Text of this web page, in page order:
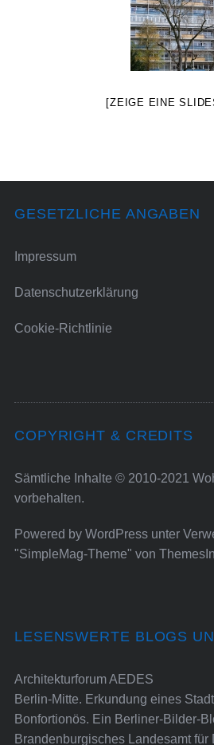
[ZEIGE EINE
GESETZLICHE ANGABEN
Impressum
Datenschutzerklärung
Cookie-Richtlinie
COPYRIGHT & CREDITS
Sämtliche Inhalte © 2010-2021
vorbehalten.
Powered by WordPressunter
"SimpleMag-Theme" von
LESENSWERTE BLOGS
Architekturforum AEDES
Berlin-Mitte. Erkundung eines
Bonfortionös. Ein Berliner-Bilder-
Brandenburgisches Landesamt für